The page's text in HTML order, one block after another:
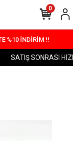
%10 İNDİRİM !!
SATIŞ SONRASI
0